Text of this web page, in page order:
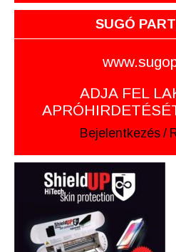
SUGÓ
ADJA FEL
Bejelentkezés /